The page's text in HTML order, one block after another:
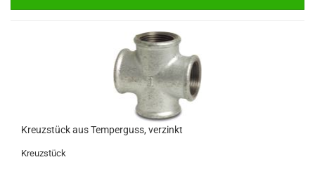
Kreuzstück aus Temperguss, verzinkt
Kreuzstück